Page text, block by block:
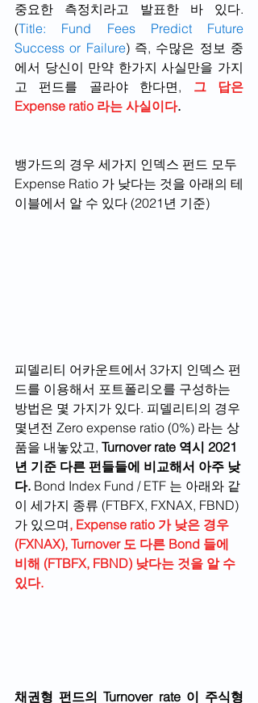
중요한 측정치라고 발표한 바 있다.
(Title: Fund Fees Predict Future
Success or Failure) 즉, 수많은 정보 중
에서 당신이 만약 한가지 사실만을 가지
고 펀드를 골라야 한다면, 그 답은
Expense ratio 라는 사실이다.
뱅가드의 경우 세가지 인덱스 펀드 모두
Expense Ratio 가 낮다는 것을 아래의 테
이블에서 알 수 있다 (2021년 기준)
피델리티 어카운트에서 3가지 인덱스 펀
드를 이용해서 포트폴리오를 구성하는
방법은 몇 가지가 있다. 피델리티의 경우
몇년전 Zero expense ratio (0%) 라는 상
품을 내놓았고, Turnover rate 역시 2021
년 기준 다른 펀들들에 비교해서 아주 낮
다. Bond Index Fund / ETF 는 아래와 같
이 세가지 종류 (FTBFX, FXNAX, FBND)
가 있으며, Expense ratio 가 낮은 경우
(FXNAX), Turnover 도 다른 Bond 들에
비해 (FTBFX, FBND) 낮다는 것을 알 수
있다.
채권형 펀드의 Turnover rate 이 주식형